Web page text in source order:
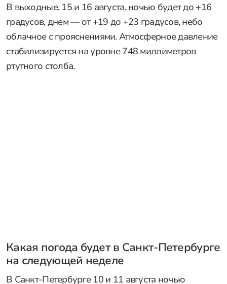
В выходные, 15 и 16 августа, ночью будет до +16
градусов, днем — от +19 до +23 градусов, небо
облачное с прояснениями. Атмосферное давление
стабилизируется на уровне 748 миллиметров
ртутного столба.
Какая погода будет в Санкт-Петербурге
на следующей неделе
В Санкт-Петербурге 10 и 11 августа ночью